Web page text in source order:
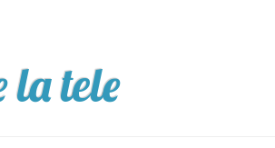
la tele